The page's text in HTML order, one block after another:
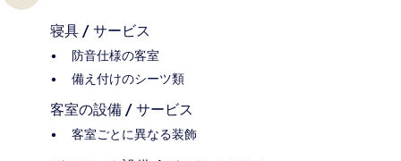
寝具 / サービス
防音仕様の客室
備え付けのシーツ類
客室の設備 / サービス
客室ごとに異なる装飾